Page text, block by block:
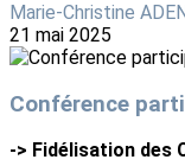
Marie-Christine
21 mai 2025
Conférence
-> Fidélisation des